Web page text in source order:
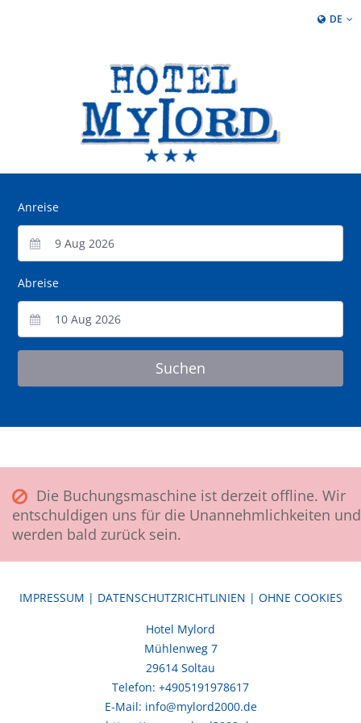
DE
Anreise
Abreise
Die Buchungsmaschine ist derzeit offline. Wir
entschuldigen uns für die Unannehmlichkeiten und
werden bald zurück sein.
IMPRESSUM | DATENSCHUTZRICHTLINIEN | OHNE COOKIES
Hotel Mylord
Mühlenweg 7
29614 Soltau
Telefon: +4905191978617
E-Mail: info@mylord2000.de